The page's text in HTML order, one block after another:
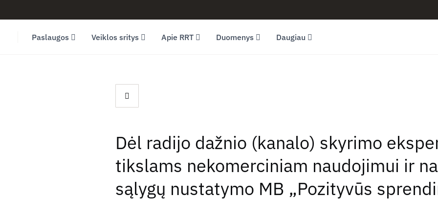
Paslaugos Veiklos sritys Apie RRT Duomenys Daugiau
Dėl radijo dažnio (kanalo) skyrimo
tikslams nekomerciniam naudojimui ir
sąlygų nustatymo MB „Pozityvūs